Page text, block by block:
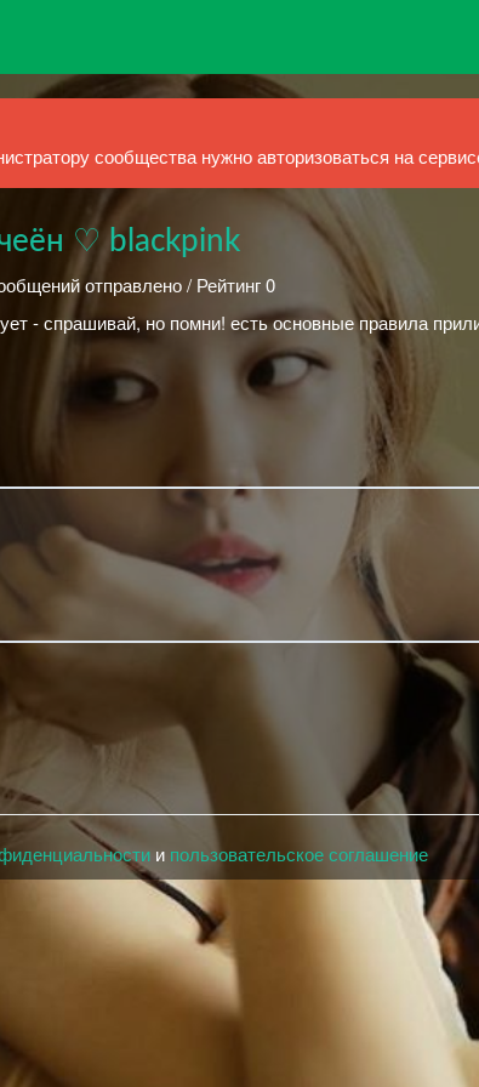
сообщества нужно авторизоваться на
♡ blackpink
отправлено / Рейтинг 0
- спрашивай, но помни! есть основные правила
и пользовательское соглашение